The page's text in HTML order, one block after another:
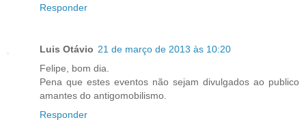
Responder
Luis Otávio 21 de março de 2013 às 10:20
Felipe, bom dia.
Pena que estes eventos não sejam divulgados ao publico
amantes do antigomobilismo.
Responder